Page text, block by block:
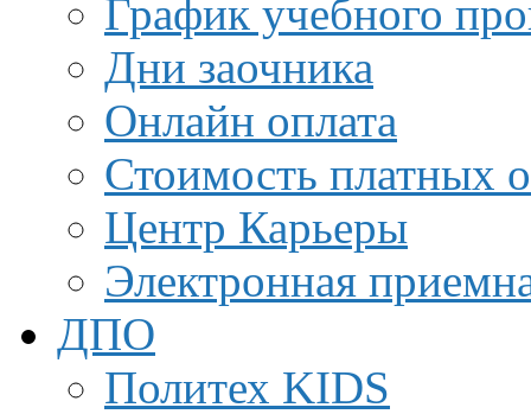
График учебного
Дни заочника
Онлайн оплата
Стоимость платных
Центр Карьеры
Электронная
ДПО
Политех KIDS